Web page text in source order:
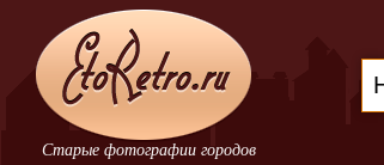
Старые фотографии городов